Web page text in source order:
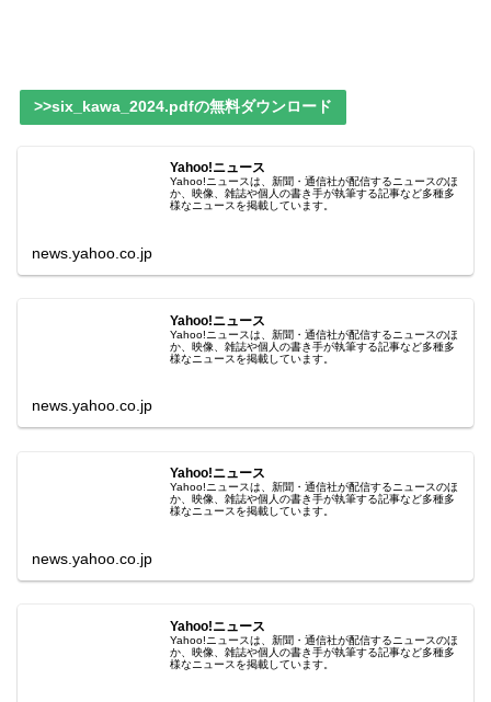
>>six_kawa_2024.pdfの無料ダウンロード
Yahoo!ニュース
Yahoo!ニュースは、新聞・通信社が配信するニュースのほ
か、映像、雑誌や個人の書き手が執筆する記事など多種多
様なニュースを掲載しています。
news.yahoo.co.jp
Yahoo!ニュース
Yahoo!ニュースは、新聞・通信社が配信するニュースのほ
か、映像、雑誌や個人の書き手が執筆する記事など多種多
様なニュースを掲載しています。
news.yahoo.co.jp
Yahoo!ニュース
Yahoo!ニュースは、新聞・通信社が配信するニュースのほ
か、映像、雑誌や個人の書き手が執筆する記事など多種多
様なニュースを掲載しています。
news.yahoo.co.jp
Yahoo!ニュース
Yahoo!ニュースは、新聞・通信社が配信するニュースのほ
か、映像、雑誌や個人の書き手が執筆する記事など多種多
様なニュースを掲載しています。